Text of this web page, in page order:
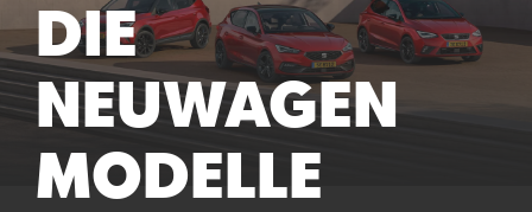
DIE
NEUWAGEN
MODELLE